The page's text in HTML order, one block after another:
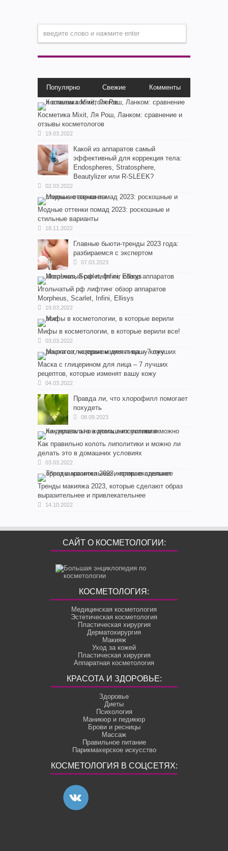
Популярно Свежие Комменты
Косметика Мixit, Ля Рош, Ланком: сравнение и
отзывы косметологов
19.03.2022
Какой из аппаратов самый
эффективный для коррекция тела:
Endospheres, Stratosphere,
Beautylizer или R-SLEEK?
02.03.2022
Модные оттенки помад 2023: роскошные и
стильные варианты
18.11.2022
Главные бьюти-тренды 2023 года:
разбираемся с экспертом
07.03.2023
Игольчатый рф лифтинг обзор аппаратов
Morpheus, Scarlet, Infini, Ellisys
19.03.2022
Мифы в косметологии, в которые верили все!
03.03.2022
Маска с глицерином для лица – 7 лучших
рецептов, которые изменят вашу кожу
04.03.2022
Правда ли, что хлорофилл помогает
похудеть
08.09.2023
Как правильно колоть липолитики и можно ли
делать это в домашних условиях
03.03.2022
Тренды макияжа 2023, которые сделают образ
выразительнее и привлекательнее
14.10.2022
САЙТ О КОСМЕТОЛОГИИ:
КОСМЕТОЛОГИЯ:
Медицинская косметология
Эстетическая косметология
Пластическая хирургия
Дерматохирургия
Макияж
Уход за кожей
Пластическая хирургия
Аппаратная косметология
КРАСОТА И ЗДОРОВЬЕ:
Здоровье
Диеты
Психология
Маникюр и педикюр
Брови и ресницы
Массаж
Правильное питание
Парикмахерское искусство
КОСМЕТОЛОГИЯ В СОЦСЕТЯХ: